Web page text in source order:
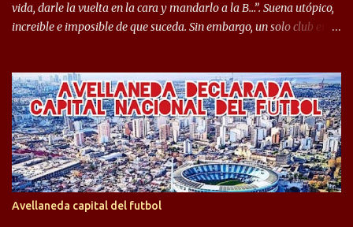
vida, darle la vuelta en la cara y mandarlo a la B…”. Suena utópico,
increible e imposible de que suceda. Sin embargo, un solo club en el
campeonato del '83 año consagratorio para el Rojo y, por el otro, el
haber mandado al descenso a su eterno rival. 22 de diciembre de
1983 es una fecha que pocos hinchas de Independiente pueden
dejar en el olvido. Es que ese día, el "Rojo" derrotó a Racing por 2 a
0, se consagró campeón y, además, mandó al descenso a su eterno
rival. El clásico de Avellaneda marcó el epílogo del campeonato,
algo totalmente inusual para estas épocas, donde la violencia no
permite encuentros de riesgo sobre el final de los torneos. En la
Avellaneda capital del futbol